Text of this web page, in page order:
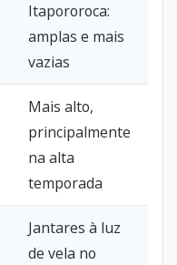
Itapororoca:
amplas e mais
vazias
Mais alto,
principalmente
na alta
temporada
Jantares à luz
de vela no